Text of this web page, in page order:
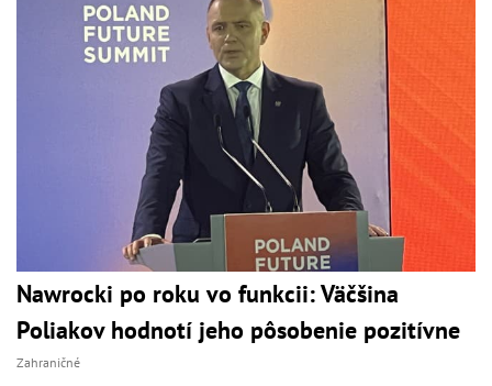
Nawrocki po roku vo funkcii: Väčšina
Poliakov hodnotí jeho pôsobenie pozitívne
Zahraničné